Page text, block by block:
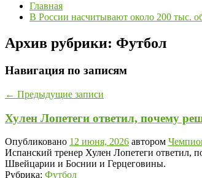
Главная
В России насчитывают около 200 тыс.
Архив рубрики: Футбол
Навигация по записям
← Предыдущие записи
Хулен Лопетеги ответил, почему
Опубликовано 12 июня, 2026 автором
Испанский тренер Хулен Лопетеги ответил,
Швейцарии и Боснии и Герцеговины.
Рубрика: Футбол